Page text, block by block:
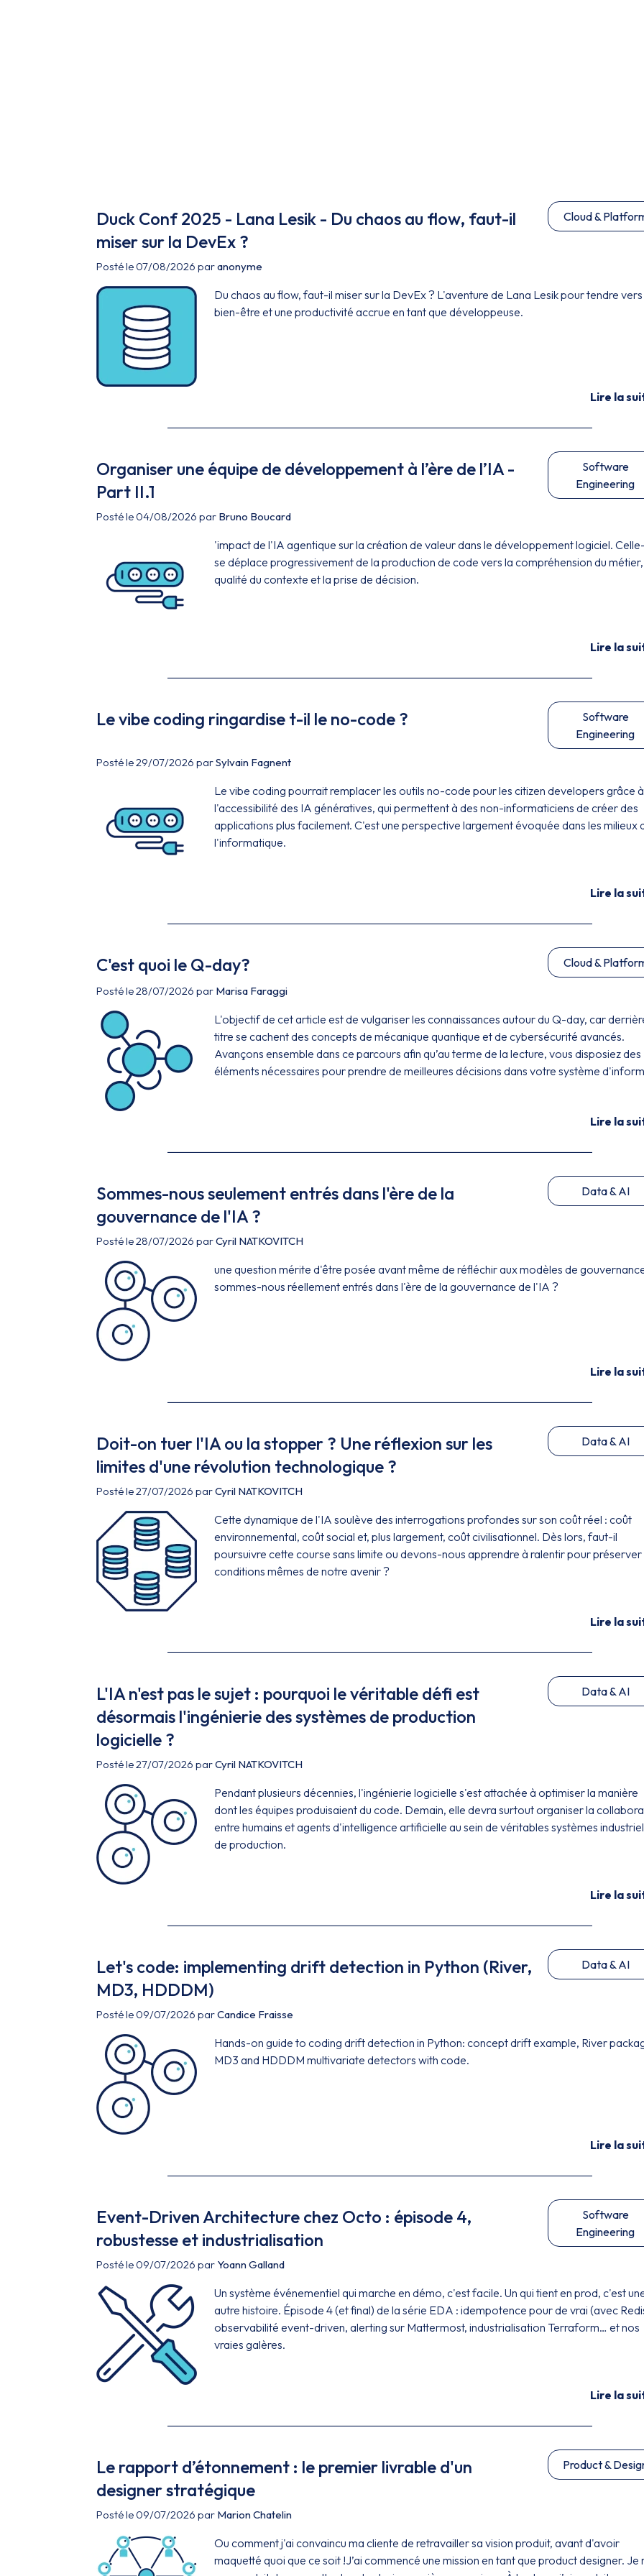
Duck Conf 2025 - Lana Lesik - Du chaos au flow, faut-il
miser sur la DevEx ?
Cloud &
Posté le 07/08/2026 paranonyme
Du chaos au flow, faut-il miser sur la DevEx ? L'aventure de Lana Lesik pour tendre vers
bien-être et une productivité accrue en tant que développeuse.
Lire la
Organiser une équipe de développement à l’ère de l’IA -
Part II.1
Software
Engineering
Posté le 04/08/2026 par Bruno Boucard
'impact de l'IA agentique sur la création de valeur dans le développement logiciel.
se déplace progressivement de la production de code vers la compréhension du
qualité du contexte et la prise de décision.
Lire la
Le vibe coding ringardise t-il le no-code ?
Software
Engineering
Posté le 29/07/2026 parSylvain Fagnent
Le vibe coding pourrait remplacer les outils no-code pour les citizen developers grâce à
l'accessibilité des IA génératives, qui permettent à des non-informaticiens de créer des
applications plus facilement. C'est une perspective largement évoquée dans les milieux
l'informatique.
Lire la
C'est quoi le Q-day? Cloud &
Posté le 28/07/2026 par Marisa Faraggi
L'objectif de cet article est de vulgariser les connaissances autour du Q-day, car
titre se cachent des concepts de mécanique quantique et de cybersécurité avancés.
Avançons ensemble dans ce parcours afin qu’au terme de la lecture, vous disposiez des
éléments nécessaires pour prendre de meilleures décisions dans votre système
Lire la
Sommes-nous seulement entrés dans l'ère de la
gouvernance de l'IA ?
Data & AI
Posté le 28/07/2026 parCyril NATKOVITCH
une question mérite d'être posée avant même de réfléchir aux modèles de
sommes-nous réellement entrés dans l'ère de la gouvernance de l'IA ?
Lire la
Doit-on tuer l'IA ou la stopper ? Une réflexion sur les
limites d'une révolution technologique ?
Data & AI
Posté le 27/07/2026 parCyril NATKOVITCH
Cette dynamique de l'IA soulève des interrogations profondes sur son coût réel : coût
environnemental, coût social et, plus largement, coût civilisationnel. Dès lors, faut-il
poursuivre cette course sans limite ou devons-nous apprendre à ralentir pour préserver
conditions mêmes de notre avenir ?
Lire la
L'IA n'est pas le sujet : pourquoi le véritable défi est
désormais l'ingénierie des systèmes de production
logicielle ?
Data & AI
Posté le 27/07/2026 parCyril NATKOVITCH
Pendant plusieurs décennies, l'ingénierie logicielle s'est attachée à optimiser la manière
dont les équipes produisaient du code. Demain, elle devra surtout organiser la
entre humains et agents d'intelligence artificielle au sein de véritables systèmes
de production.
Lire la
Let's code: implementing drift detection in Python (River,
MD3, HDDDM)
Data & AI
Posté le 09/07/2026 parCandice Fraisse
Hands-on guide to coding drift detection in Python: concept drift example, River
MD3 and HDDDM multivariate detectors with code.
Lire la
Event-Driven Architecture chez Octo : épisode 4,
robustesse et industrialisation
Software
Engineering
Posté le 09/07/2026 par Yoann Galland
Un système événementiel qui marche en démo, c'est facile. Un qui tient en prod, c'est
autre histoire. Épisode 4 (et final) de la série EDA : idempotence pour de vrai (avec
observabilité event-driven, alerting sur Mattermost, industrialisation Terraform… et nos
vraies galères.
Lire la
Le rapport d’étonnement : le premier livrable d'un
designer stratégique
Product &
Posté le 09/07/2026 par Marion Chatelin
Ou comment j'ai convaincu ma cliente de retravailler sa vision produit, avant d'avoir
maquetté quoi que ce soit !J’ai commencé une mission en tant que product designer. Je